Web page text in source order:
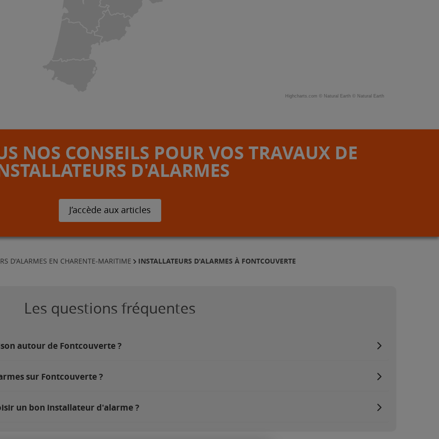
Highcharts.com © Natural Earth © Natural Earth
NOS CONSEILS POUR VOS TRAVAUX DE
D'ALARMES
J’accède aux articles
D'ALARMES EN CHARENTE-MARITIME INSTALLATEURS D'ALARMES À FONTCOUVERTE
Les questions fréquentes
autour de Fontcouverte ?
sur Fontcouverte ?
un bon installateur d'alarme ?